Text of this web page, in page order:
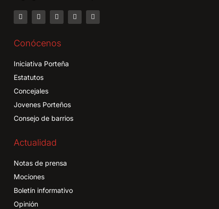
Conócenos
Iniciativa Porteña
Estatutos
Concejales
Jovenes Porteños
Consejo de barrios
Actualidad
Notas de prensa
Mociones
Boletín informativo
Opinión